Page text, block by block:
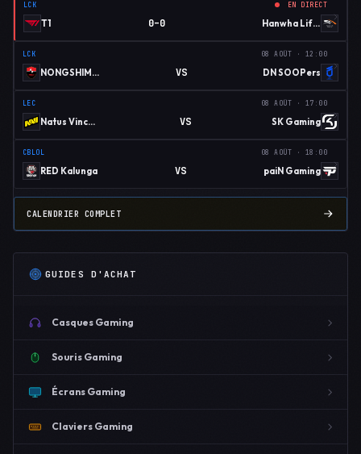
LCK EN DIRECT
T1 0–0 Hanwha Life Esports
LCK 08 AOÛT · 12:00
NONGSHIM RED FORCE VS DN SOOPers
LEC 08 AOÛT · 17:00
Natus Vincere VS SK Gaming
CBLOL 08 AOÛT · 18:00
RED Kalunga VS paiN Gaming
CALENDRIER COMPLET
GUIDES D'ACHAT
Casques Gaming
Souris Gaming
Écrans Gaming
Claviers Gaming